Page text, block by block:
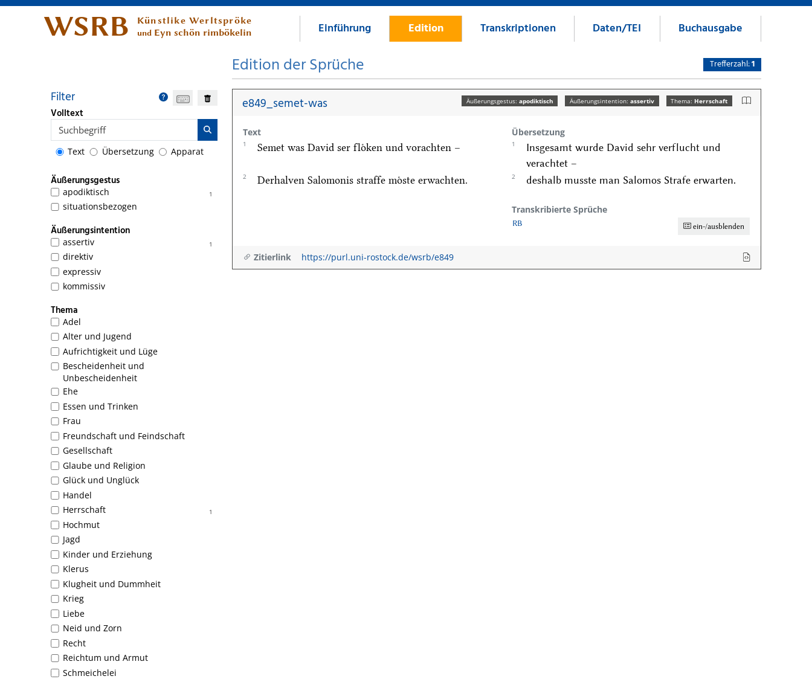
WSRB Künstlike Werltspröke
und Eyn schön rimbökelin Einführung Edition Transkriptionen Daten/TEI Buchausgabe
Filter
Volltext
Text Übersetzung Apparat
Äußerungsgestus
1
apodiktisch
situationsbezogen
Äußerungsintention
1
assertiv
direktiv
expressiv
kommissiv
Thema
Adel
Alter und Jugend
Aufrichtigkeit und Lüge
Bescheidenheit und
Unbescheidenheit
Ehe
Essen und Trinken
Frau
Freundschaft und Feindschaft
Gesellschaft
Glaube und Religion
Glück und Unglück
Handel
1
Herrschaft
Hochmut
Jagd
Kinder und Erziehung
Klerus
Klugheit und Dummheit
Krieg
Liebe
Neid und Zorn
Recht
Reichtum und Armut
Schmeichelei
Edition der Sprüche Trefferzahl:1
Äußerungsgestus: apodiktisch Äußerungsintention:assertiv Thema: Herrschaft
e849_semet-was
Text Übersetzung
1 Semet was David ser floͤken und vorachten – 1
Insgesamt wurde David sehr verflucht und
verachtet –
2 Derhalven Salomonis straffe moͤste erwachten. 2 deshalb musste man Salomos Strafe erwarten.
Transkribierte Sprüche
ein-/ausblenden
RB
Zitierlink https://purl.uni-rostock.de/wsrb/e849